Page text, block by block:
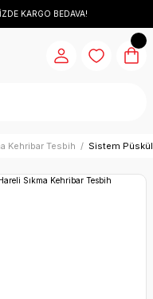
KARGO BEDAVA!
Kehribar Tesbih Sistem